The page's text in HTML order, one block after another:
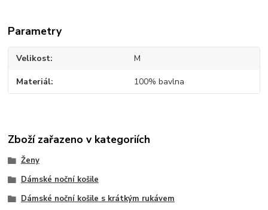
Parametry
Velikost M
Materiál 100% bavlna
Zboží zařazeno v kategoriích
Ženy
Dámské noční košile
Dámské noční košile s krátkým rukávem